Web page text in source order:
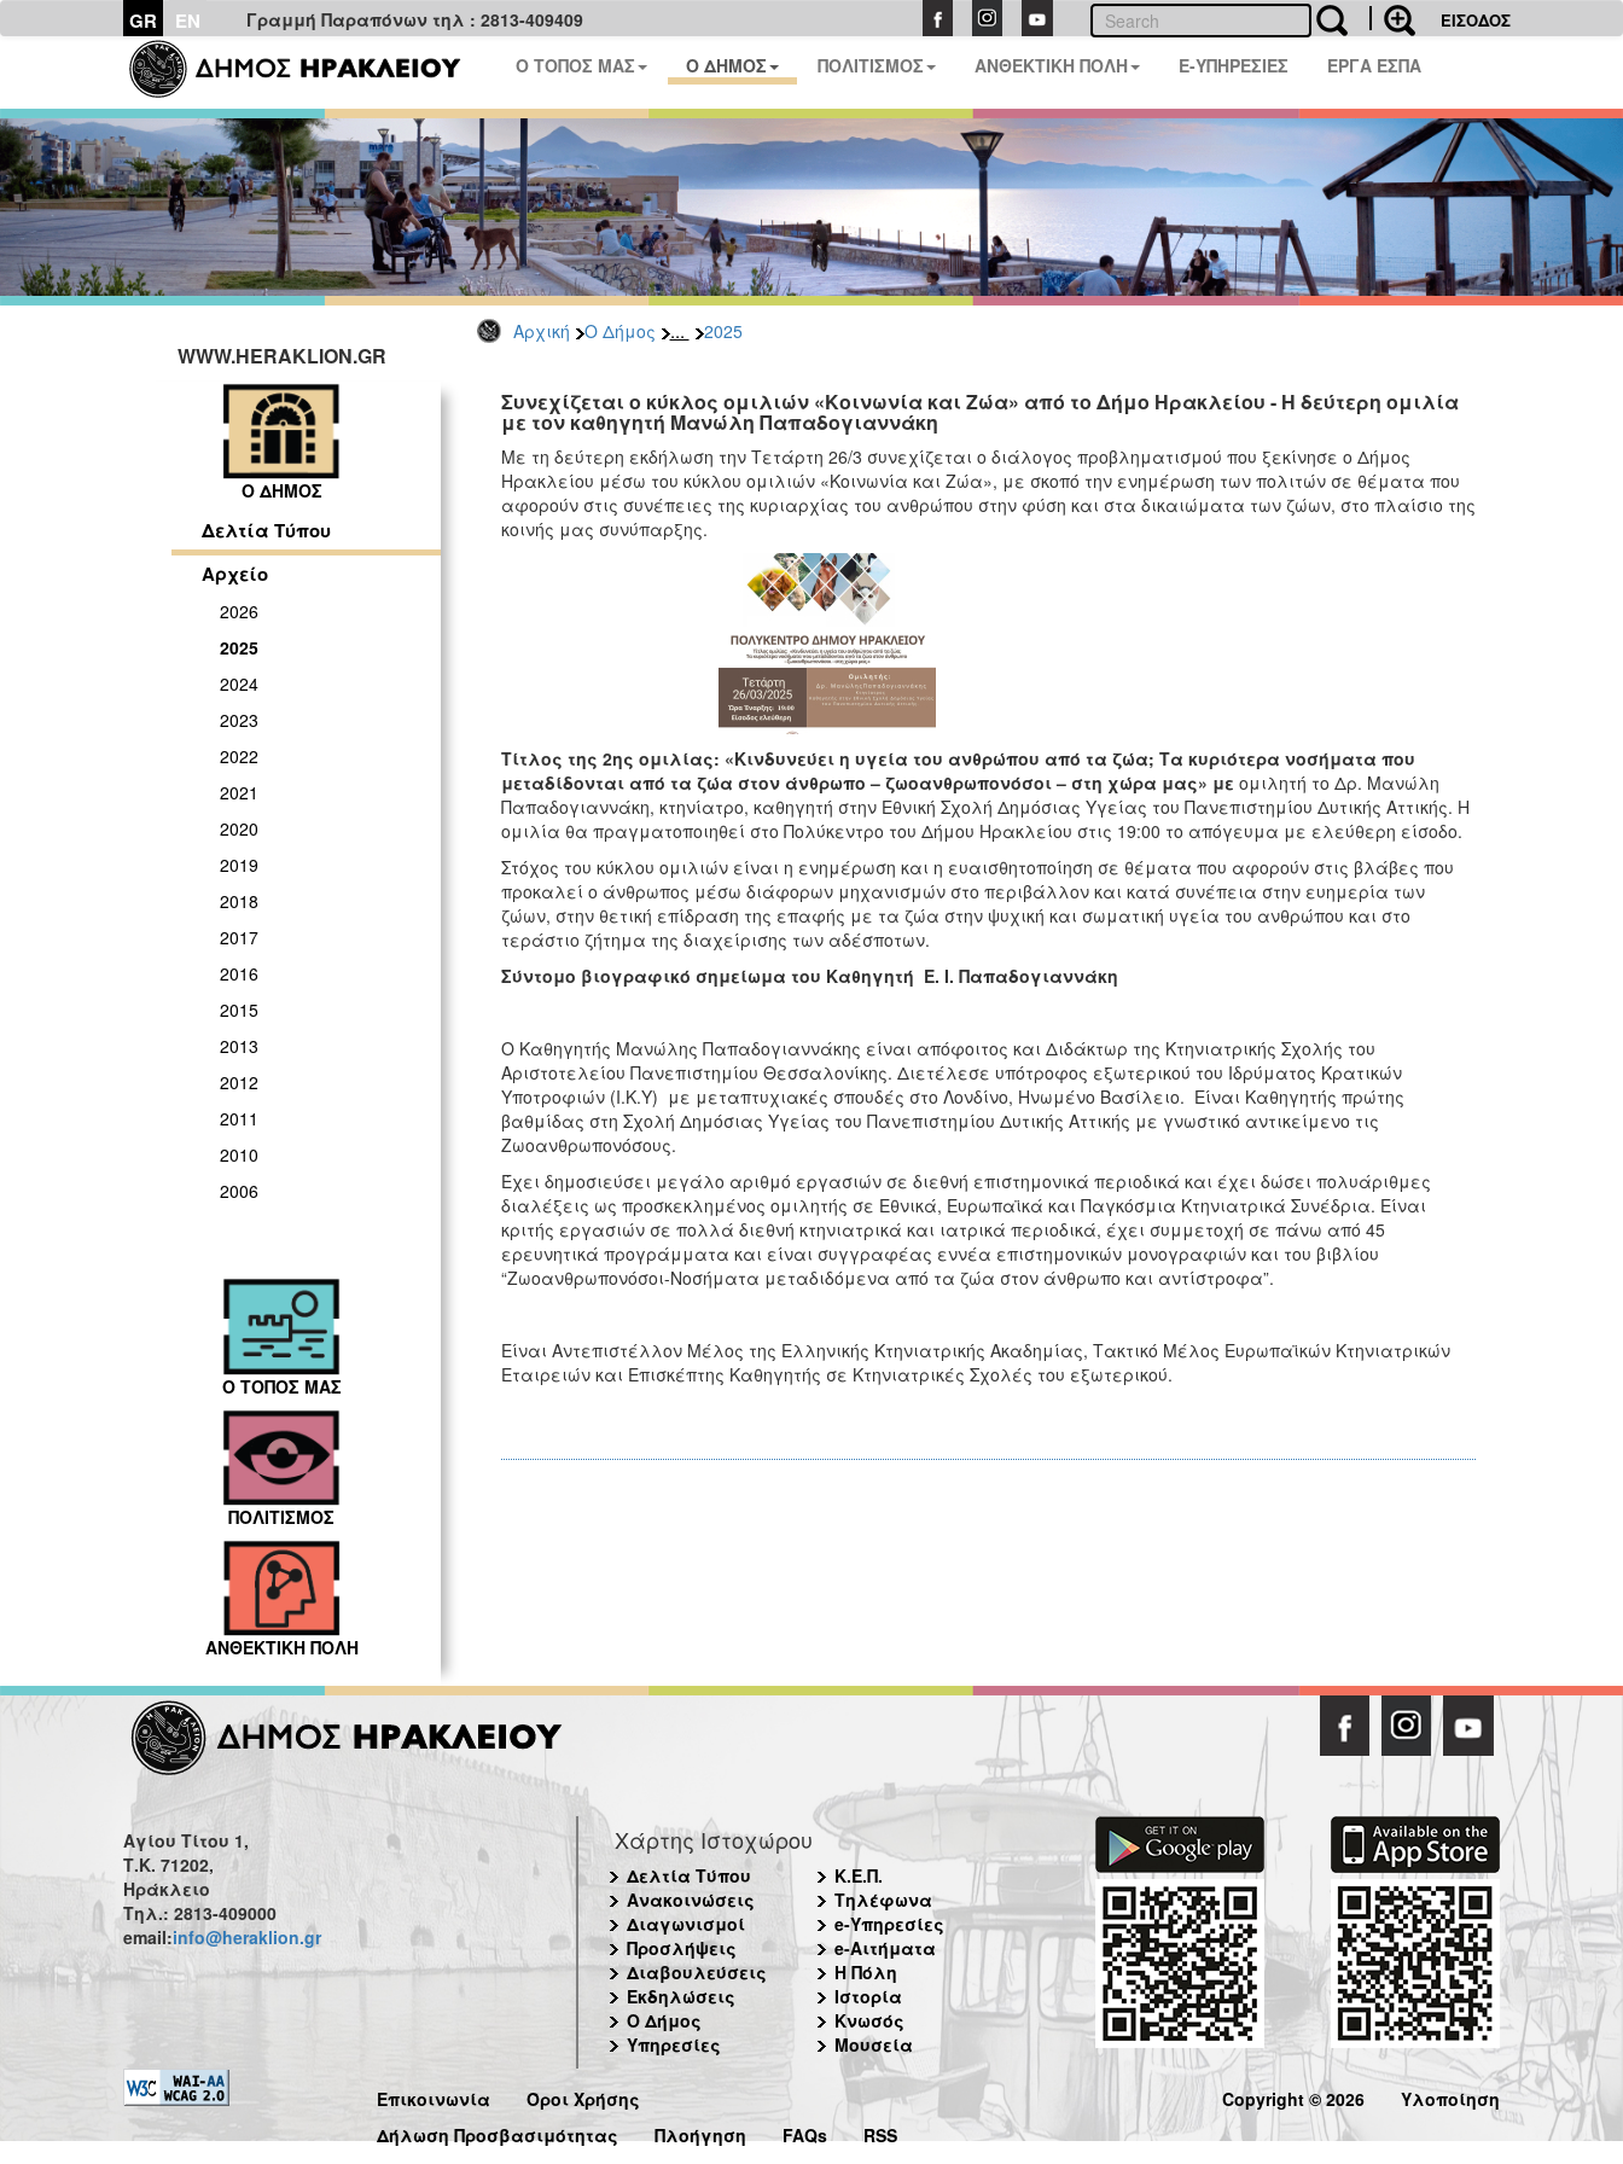
GR EN Γραμμή Παραπόνων τηλ : 2813-409409 ΕΙΣΟΔΟΣ
Ο ΤΟΠΟΣ ΜΑΣ Ο ΔΗΜΟΣ ΠΟΛΙΤΙΣΜΟΣ ΑΝΘΕΚΤΙΚΗ ΠΟΛΗ E-ΥΠΗΡΕΣΙΕΣ ΕΡΓΑ ΕΣΠΑ
Αρχική Ο Δήμος ... 2025
WWW.HERAKLION.GR
Ο ΔΗΜΟΣ
Δελτία Τύπου
Αρχείο
2026
2025
2024
2023
2022
2021
2020
2019
2018
2017
2016
2015
2013
2012
2011
2010
2006
Ο ΤΟΠΟΣ ΜΑΣ
ΠΟΛΙΤΙΣΜΟΣ
ΑΝΘΕΚΤΙΚΗ ΠΟΛΗ
Συνεχίζεται ο κύκλος ομιλιών «Κοινωνία και Ζώα» από το Δήμο Ηρακλείου - Η δεύτερη ομιλία
με τον καθηγητή Μανώλη Παπαδογιαννάκη
Με τη δεύτερη εκδήλωση την Τετάρτη 26/3 συνεχίζεται ο διάλογος προβληματισμού που ξεκίνησε ο Δήμος
Ηρακλείου μέσω του κύκλου ομιλιών «Κοινωνία και Ζώα», με σκοπό την ενημέρωση των πολιτών σε θέματα που
αφορούν στις συνέπειες της κυριαρχίας του ανθρώπου στην φύση και στα δικαιώματα των ζώων, στο πλαίσιο της
κοινής μας συνύπαρξης.
Τίτλος της 2ης ομιλίας: «Κινδυνεύει η υγεία του ανθρώπου από τα ζώα; Τα κυριότερα νοσήματα που
μεταδίδονται από τα ζώα στον άνθρωπο – ζωοανθρωπονόσοι – στη χώρα μας» με ομιλητή το Δρ. Μανώλη
Παπαδογιαννάκη, κτηνίατρο, καθηγητή στην Εθνική Σχολή Δημόσιας Υγείας του Πανεπιστημίου Δυτικής Αττικής. Η
ομιλία θα πραγματοποιηθεί στο Πολύκεντρο του Δήμου Ηρακλείου στις 19:00 το απόγευμα με ελεύθερη είσοδο.
Στόχος του κύκλου ομιλιών είναι η ενημέρωση και η ευαισθητοποίηση σε θέματα που αφορούν στις βλάβες που
προκαλεί ο άνθρωπος μέσω διάφορων μηχανισμών στο περιβάλλον και κατά συνέπεια στην ευημερία των
ζώων, στην θετική επίδραση της επαφής με τα ζώα στην ψυχική και σωματική υγεία του ανθρώπου και στο
τεράστιο ζήτημα της διαχείρισης των αδέσποτων.
Σύντομο βιογραφικό σημείωμα του Καθηγητή Ε. Ι. Παπαδογιαννάκη
Ο Καθηγητής Μανώλης Παπαδογιαννάκης είναι απόφοιτος και Διδάκτωρ της Κτηνιατρικής Σχολής του
Αριστοτελείου Πανεπιστημίου Θεσσαλονίκης. Διετέλεσε υπότροφος εξωτερικού του Ιδρύματος Κρατικών
Υποτροφιών (I.K.Y) με μεταπτυχιακές σπουδές στο Λονδίνο, Ηνωμένο Βασίλειο. Είναι Καθηγητής πρώτης
βαθμίδας στη Σχολή Δημόσιας Υγείας του Πανεπιστημίου Δυτικής Αττικής με γνωστικό αντικείμενο τις
Ζωοανθρωπονόσους.
Έχει δημοσιεύσει μεγάλο αριθμό εργασιών σε διεθνή επιστημονικά περιοδικά και έχει δώσει πολυάριθμες
διαλέξεις ως προσκεκλημένος ομιλητής σε Εθνικά, Ευρωπαϊκά και Παγκόσμια Κτηνιατρικά Συνέδρια. Είναι
κριτής εργασιών σε πολλά διεθνή κτηνιατρικά και ιατρικά περιοδικά, έχει συμμετοχή σε πάνω από 45
ερευνητικά προγράμματα και είναι συγγραφέας εννέα επιστημονικών μονογραφιών και του βιβλίου
“Ζωοανθρωπονόσοι-Νοσήματα μεταδιδόμενα από τα ζώα στον άνθρωπο και αντίστροφα”.
Είναι Αντεπιστέλλον Μέλος της Ελληνικής Κτηνιατρικής Ακαδημίας, Τακτικό Μέλος Ευρωπαϊκών Κτηνιατρικών
Εταιρειών και Επισκέπτης Καθηγητής σε Κτηνιατρικές Σχολές του εξωτερικού.
Αγίου Τίτου 1,
Τ.Κ. 71202,
Ηράκλειο
Τηλ.: 2813-409000
email:info@heraklion.gr
Χάρτης Ιστοχώρου
Δελτία Τύπου
Ανακοινώσεις
Διαγωνισμοί
Προσλήψεις
Διαβουλεύσεις
Εκδηλώσεις
Ο Δήμος
Υπηρεσίες
Κ.Ε.Π.
Τηλέφωνα
e-Υπηρεσίες
e-Αιτήματα
Η Πόλη
Ιστορία
Κνωσός
Μουσεία
Επικοινωνία
Όροι Χρήσης
Δήλωση Προσβασιμότητας
Πλοήγηση FAQs RSS
Copyright © 2026 Υλοποίηση